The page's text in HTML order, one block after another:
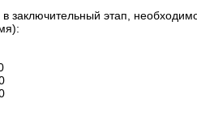
заключительный этап,